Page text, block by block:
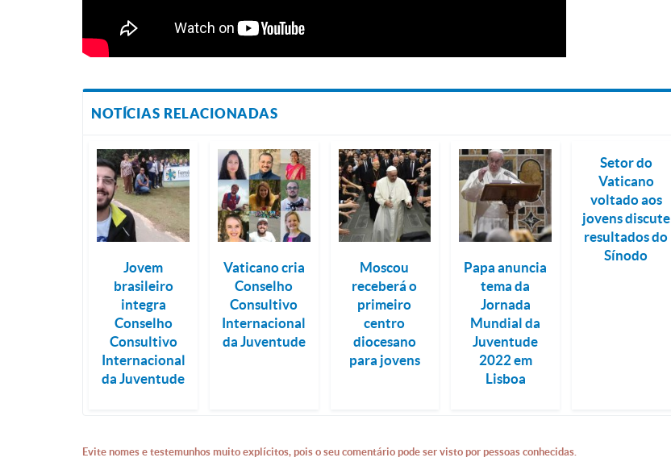
NOTÍCIAS RELACIONADAS
Jovem
brasileiro
integra
Conselho
Consultivo
Internacional
da Juventude
Vaticano cria
Conselho
Consultivo
Internacional
da Juventude
Moscou
receberá o
primeiro
centro
diocesano
para jovens
Papa anuncia
tema da
Jornada
Mundial da
Juventude
2022 em
Lisboa
Setor do
Vaticano
voltado aos
jovens discute
resultados do
Sínodo
Evite nomes e testemunhos muito explícitos, pois o seu comentário pode ser visto por pessoas conhecidas.